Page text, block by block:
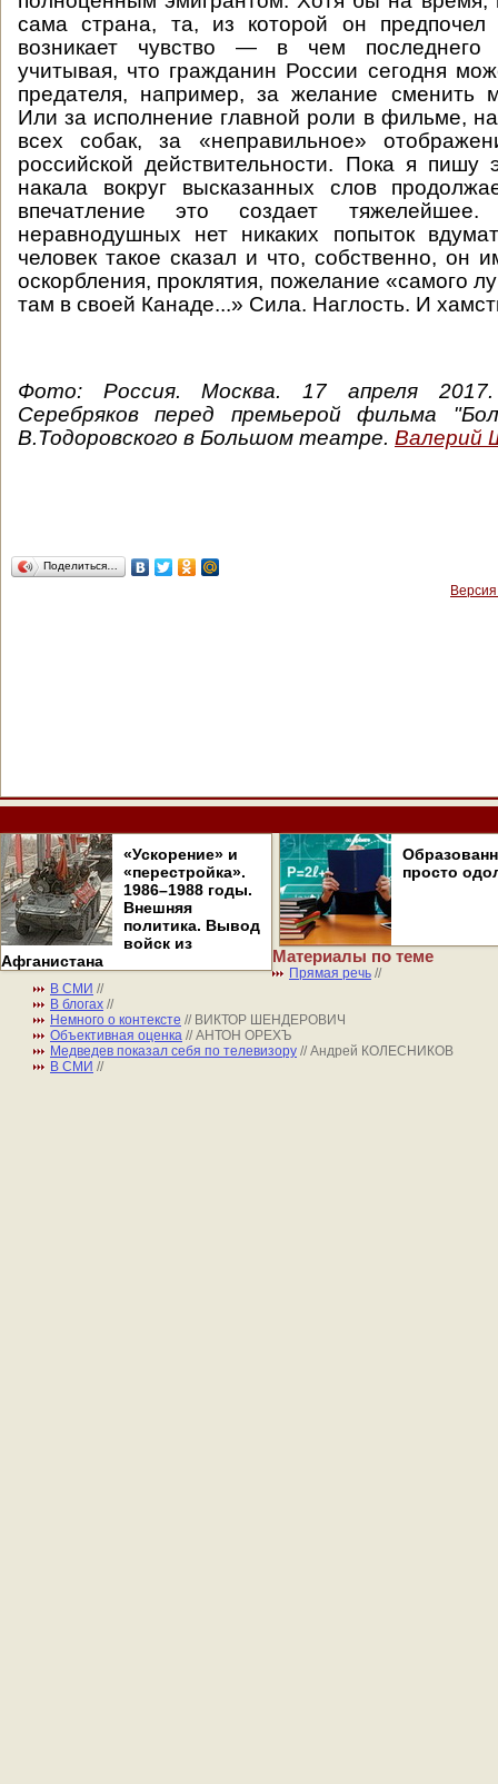
сама страна, та, из которой он предпочел
возникает чувство — в чем последнего
учитывая, что гражданин России сегодня
предателя, например, за желание сменить
Или за исполнение главной роли в фильме,
всех собак, за «неправильное»
российской действительности. Пока я пишу
накала вокруг высказанных слов
впечатление это создает
неравнодушных нет никаких попыток
человек такое сказал и что, собственно, он
оскорбления, проклятия, пожелание «самого
там в своей Канаде...» Сила. Наглость. И
Фото: Россия. Москва. 17 апреля
Серебряков перед премьерой фильма
В.Тодоровского в Большом театре. Валерий
Поделиться…
«Ускорение» и
«перестройка».
1986–1988 годы.
Внешняя
политика. Вывод
войск из
Афганистана
просто
Материалы по теме
Прямая речь //
В СМИ //
В блогах //
Немного о контексте // ВИКТОР ШЕНДЕРОВИЧ
Объективная оценка // АНТОН ОРЕХЪ
Медведев показал себя по телевизору // Андрей КОЛЕСНИКОВ
В СМИ //